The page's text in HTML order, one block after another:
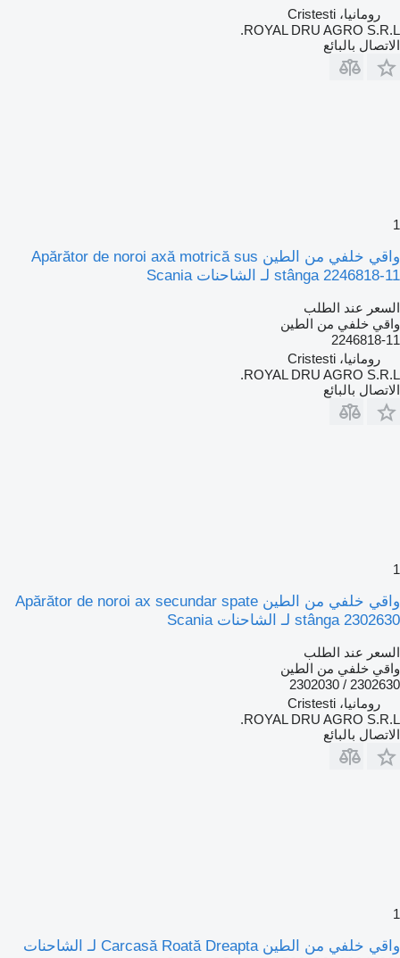
رومانيا، Cristesti
ROYAL DRU AGRO S.R.L.
الاتصال بالبائع
1
واقي خلفي من الطين Apărător de noroi axă motrică sus
stânga 2246818-11 لـ الشاحنات Scania
السعر عند الطلب
واقي خلفي من الطين
2246818-11
رومانيا، Cristesti
ROYAL DRU AGRO S.R.L.
الاتصال بالبائع
1
واقي خلفي من الطين Apărător de noroi ax secundar spate
stânga 2302630 لـ الشاحنات Scania
السعر عند الطلب
واقي خلفي من الطين
2302630 / 2302030
رومانيا، Cristesti
ROYAL DRU AGRO S.R.L.
الاتصال بالبائع
1
واقي خلفي من الطين Carcasă Roată Dreapta لـ الشاحنات